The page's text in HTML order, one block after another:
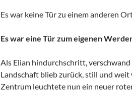
Es war keine Tür zu einem anderen
Es war eine Tür zum eigenen
Als Elian hindurchschritt, verschwand
Landschaft blieb zurück, still und
Zentrum leuchtete nun ein neuer